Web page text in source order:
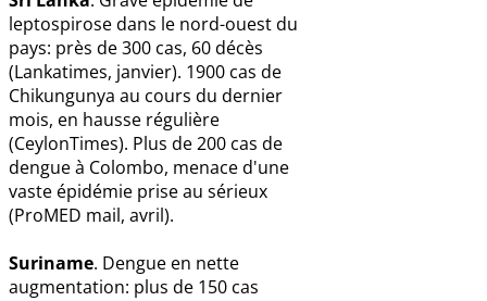
leptospirose dans le nord-ouest du
pays: près de 300 cas, 60 décès
(Lankatimes, janvier). 1900 cas de
Chikungunya au cours du dernier
mois, en hausse régulière
(CeylonTimes). Plus de 200 cas de
dengue à Colombo, menace d'une
vaste épidémie prise au sérieux
(ProMED mail, avril).
Suriname. Dengue en nette
augmentation: plus de 150 cas